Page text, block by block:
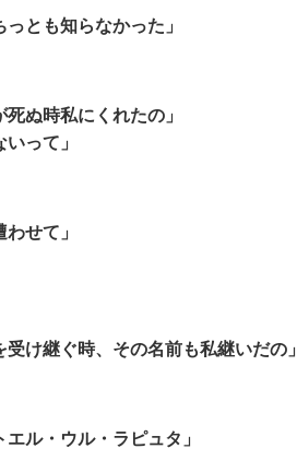
とも知らなかった」
ぬ時私にくれたの」
って」
せて」
け継ぐ時、その名前も私継いだの」
ル・ウル・ラピュタ」